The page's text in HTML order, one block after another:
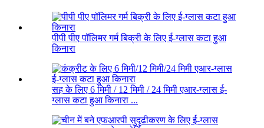
पीपी पीए पॉलिमर गर्म बिक्री के लिए ई-ग्लास कटा हुआ
किनारा
सह के लिए 6 मिमी / 12 मिमी / 24 मिमी एआर-ग्लास ई-
ग्लास कटा हुआ किनारा ...